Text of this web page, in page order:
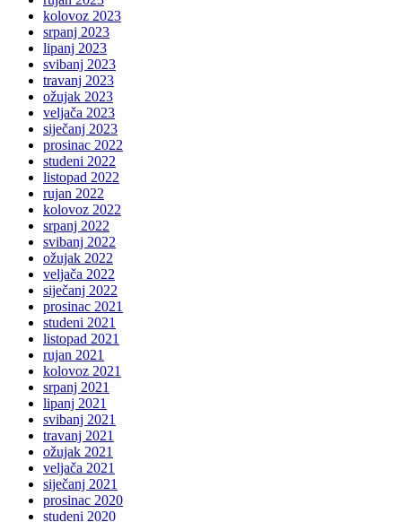
kolovoz 2023
srpanj 2023
lipanj 2023
svibanj 2023
travanj 2023
ožujak 2023
veljača 2023
siječanj 2023
prosinac 2022
studeni 2022
listopad 2022
rujan 2022
kolovoz 2022
srpanj 2022
svibanj 2022
ožujak 2022
veljača 2022
siječanj 2022
prosinac 2021
studeni 2021
listopad 2021
rujan 2021
kolovoz 2021
srpanj 2021
lipanj 2021
svibanj 2021
travanj 2021
ožujak 2021
veljača 2021
siječanj 2021
prosinac 2020
studeni 2020